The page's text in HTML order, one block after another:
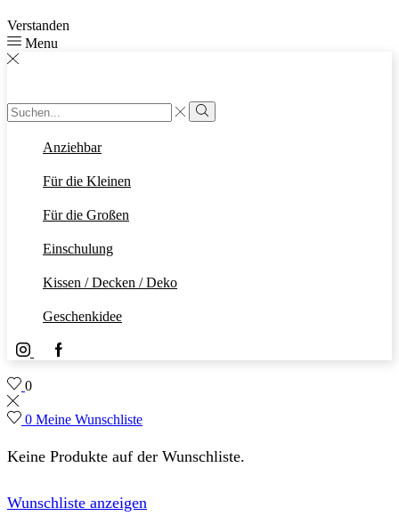
Verstanden
Menu
Sucheingabe
Suche
Anziehbar
Für die Kleinen
Für die Großen
Einschulung
Kissen / Decken / Deko
Geschenkidee
InstagramFacebook
0
0 Meine Wunschliste
Keine Produkte auf der Wunschliste.
Wunschliste anzeigen